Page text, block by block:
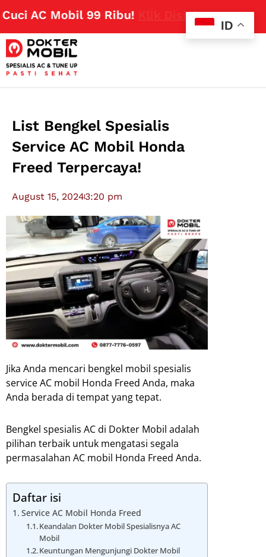
AC Mobil 99 Ribu!Klik Disini
List Bengkel Spesialis
Service AC Mobil Honda
Freed Terpercaya!
August 15, 20243:20 pm
Jika Anda mencari bengkel mobil spesialis
service AC mobil Honda Freed Anda, maka
Anda berada di tempat yang tepat.
Bengkel spesialis AC di Dokter Mobil adalah
pilihan terbaik untuk mengatasi segala
permasalahan AC mobil Honda Freed Anda.
Daftar isi
Service AC Mobil Honda Freed
Keandalan Dokter Mobil Spesialisnya AC
Mobil
Keuntungan Mengunjungi Dokter Mobil
ID